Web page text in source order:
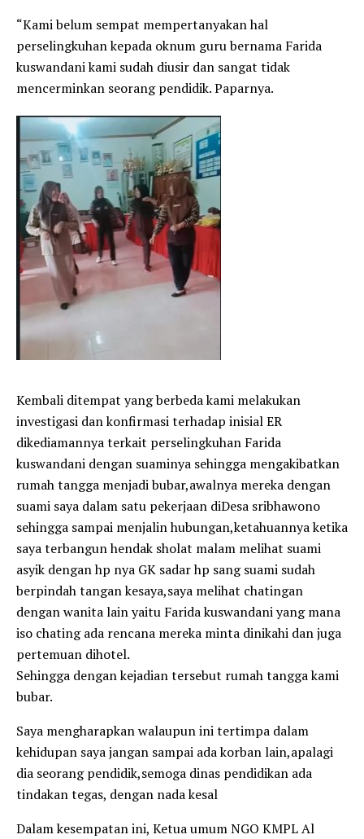
“Kami belum sempat mempertanyakan hal
perselingkuhan kepada oknum guru bernama Farida
kuswandani kami sudah diusir dan sangat tidak
mencerminkan seorang pendidik. Paparnya.
Kembali ditempat yang berbeda kami melakukan
investigasi dan konfirmasi terhadap inisial ER
dikediamannya terkait perselingkuhan Farida
kuswandani dengan suaminya sehingga mengakibatkan
rumah tangga menjadi bubar,awalnya mereka dengan
suami saya dalam satu pekerjaan diDesa sribhawono
sehingga sampai menjalin hubungan,ketahuannya ketika
saya terbangun hendak sholat malam melihat suami
asyik dengan hp nya GK sadar hp sang suami sudah
berpindah tangan kesaya,saya melihat chatingan
dengan wanita lain yaitu Farida kuswandani yang mana
iso chating ada rencana mereka minta dinikahi dan juga
pertemuan dihotel.
Sehingga dengan kejadian tersebut rumah tangga kami
bubar.
Saya mengharapkan walaupun ini tertimpa dalam
kehidupan saya jangan sampai ada korban lain,apalagi
dia seorang pendidik,semoga dinas pendidikan ada
tindakan tegas, dengan nada kesal
Dalam kesempatan ini, Ketua umum NGO KMPL Al